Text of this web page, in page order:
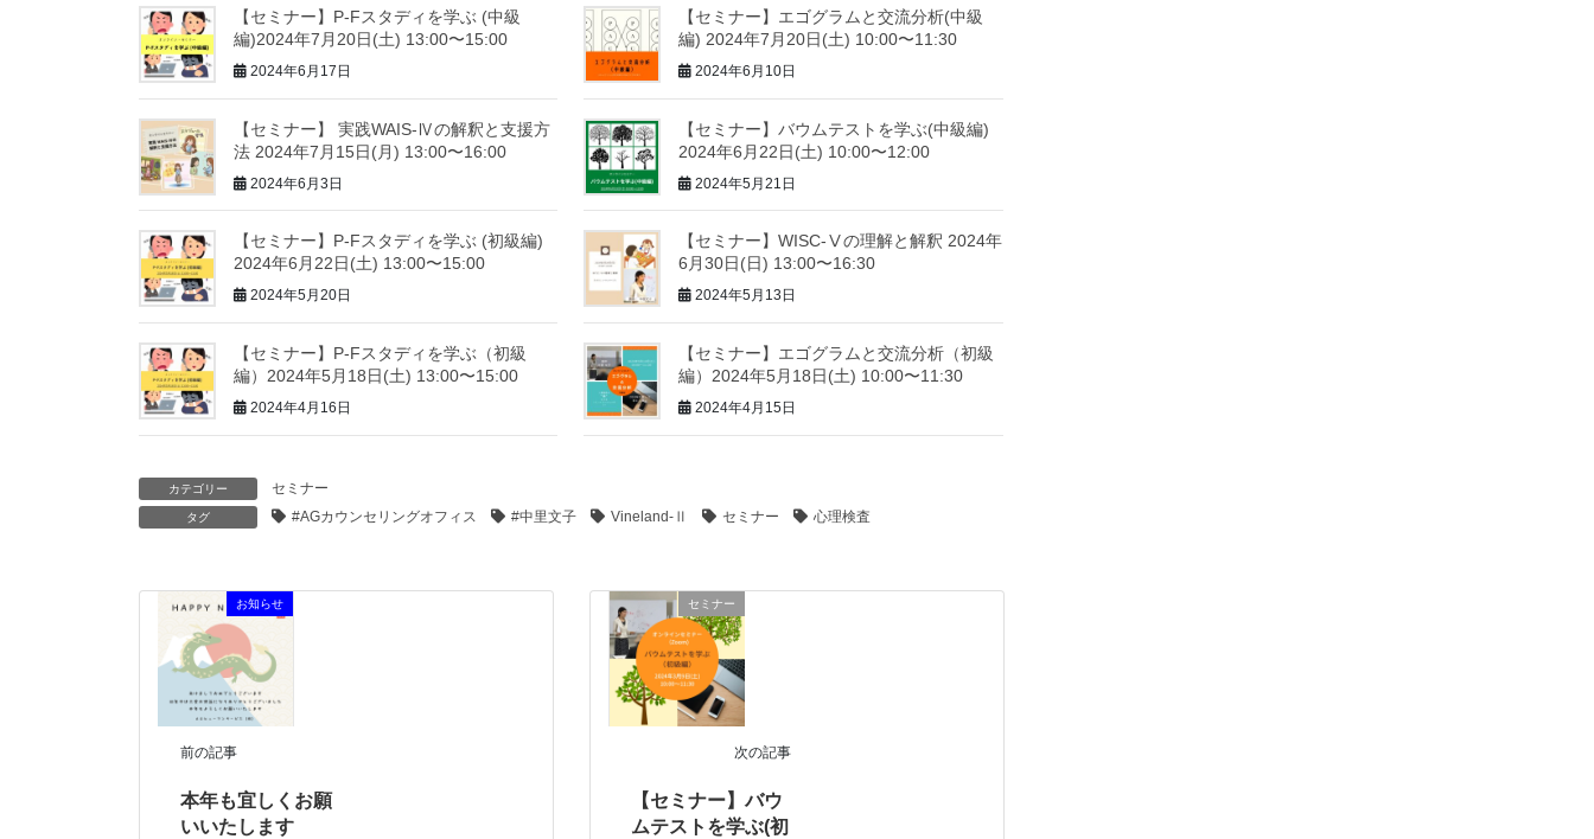
【セミナー】P-Fスタディを学ぶ (中級
編)2024年7月20日(土) 13:00〜15:00
2024年6月17日
【セミナー】エゴグラムと交流分析(中級
編) 2024年7月20日(土) 10:00〜11:30
2024年6月10日
【セミナー】 実践WAIS-Ⅳの解釈と支援方
法 2024年7月15日(月) 13:00〜16:00
2024年6月3日
【セミナー】バウムテストを学ぶ(中級編)
2024年6月22日(土) 10:00〜12:00
2024年5月21日
【セミナー】P-Fスタディを学ぶ (初級編)
2024年6月22日(土) 13:00〜15:00
2024年5月20日
【セミナー】WISC-Ⅴの理解と解釈 2024年
6月30日(日) 13:00〜16:30
2024年5月13日
【セミナー】P-Fスタディを学ぶ（初級
編）2024年5月18日(土) 13:00〜15:00
2024年4月16日
【セミナー】エゴグラムと交流分析（初級
編）2024年5月18日(土) 10:00〜11:30
2024年4月15日
カテゴリー セミナー
タグ #AGカウンセリングオフィス #中里文子 Vineland-Ⅱ セミナー 心理検査
お知らせ
前の記事
本年も宜しくお願
いいたします
セミナー
次の記事
【セミナー】バウ
ムテストを学ぶ(初